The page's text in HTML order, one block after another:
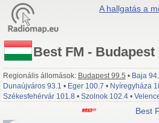
A hallgatás a
Best FM - Budapest
Regionális állomások: Budapest 99.5 • Baja
Dunaújváros 93.1 • Eger 100.7 • Nyíregyháza
Székesfehérvár 101.8 • Szolnok 102.4 •
Best